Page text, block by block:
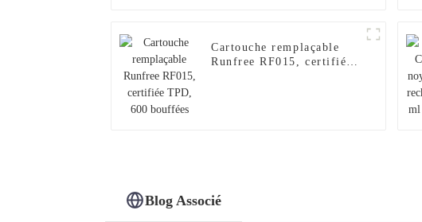
Cartouche remplaçable
Runfree RF015, certifiée
Blog Associé